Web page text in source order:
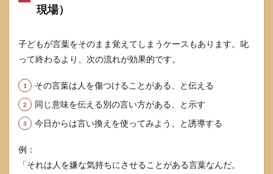
現場）
子どもが言葉をそのまま覚えてしまうケースもあります。叱
って終わるより、次の流れが効果的です。
その言葉は人を傷つけることがある、と伝える
同じ意味を伝える別の言い方がある、と示す
今日からは言い換えを使ってみよう、と誘導する
例：
「それは人を嫌な気持ちにさせることがある言葉なんだ。